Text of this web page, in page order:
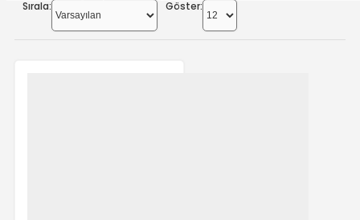
Sırala: Göster: